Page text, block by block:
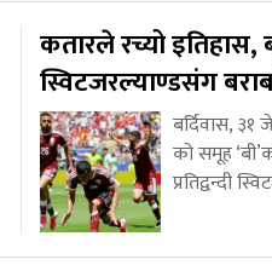
कतारले रच्यो इतिहास,
स्विटजरल्याण्डसंग
बर्दिवास,
को समूह
प्रतिद्वन्दी